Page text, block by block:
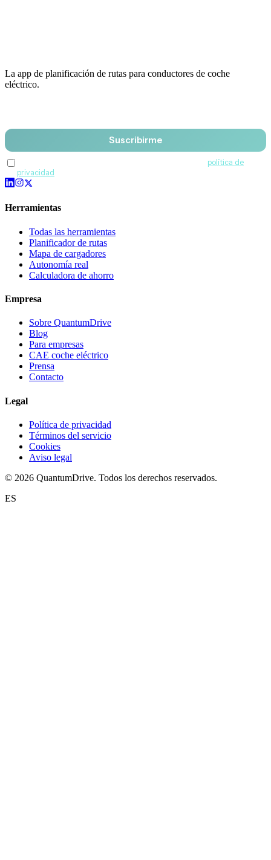
La app de planificación de rutas para conductores de coche
eléctrico.
Suscribirme
política de
privacidad
Herramientas
Todas las herramientas
Planificador de rutas
Mapa de cargadores
Autonomía real
Calculadora de ahorro
Empresa
Sobre QuantumDrive
Blog
Para empresas
CAE coche eléctrico
Prensa
Contacto
Legal
Política de privacidad
Términos del servicio
Cookies
Aviso legal
© 2026 QuantumDrive. Todos los derechos reservados.
ES